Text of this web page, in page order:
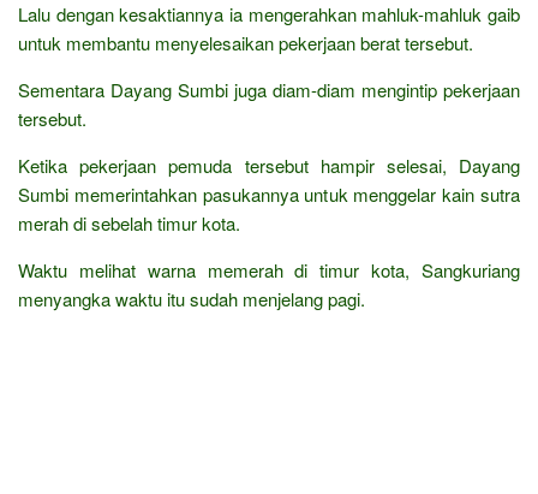
Lalu dengan kesaktiannya ia mengerahkan mahluk-mahluk gaib
untuk membantu menyelesaikan pekerjaan berat tersebut.
Sementara Dayang Sumbi juga diam-diam mengintip pekerjaan
tersebut.
Ketika pekerjaan pemuda tersebut hampir selesai, Dayang
Sumbi memerintahkan pasukannya untuk menggelar kain sutra
merah di sebelah timur kota.
Waktu melihat warna memerah di timur kota, Sangkuriang
menyangka waktu itu sudah menjelang pagi.